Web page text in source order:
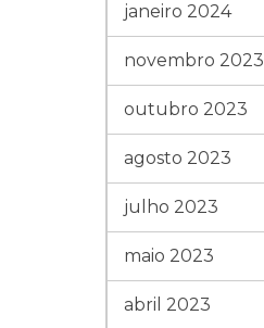
janeiro 2024
novembro 2023
outubro 2023
agosto 2023
julho 2023
maio 2023
abril 2023